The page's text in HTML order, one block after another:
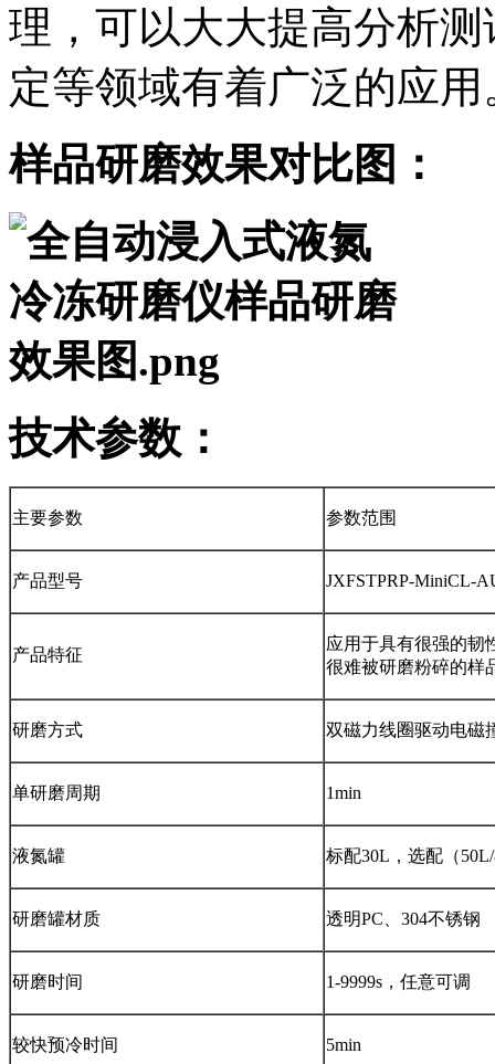
理，可以大大提高分析
定等领域有着广泛的应用
样品研磨效果对比图：
技术参数：
主要参数 参数范围
产品型号 JXFSTPRP-MiniCL-
产品特征
应用于具有很强的韧
很难被研磨粉碎的样
研磨方式 双磁力线圈驱动电磁
单研磨周期 1min
液氮罐 标配30L，选配（
研磨罐材质 透明PC、304不锈钢
研磨时间 1-9999s，任意可调
较快预冷时间 5min